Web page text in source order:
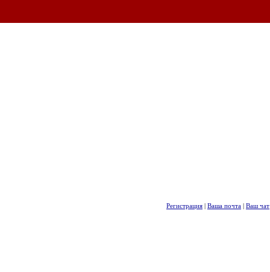
Регистрация | Ваша почта | Ваш чат